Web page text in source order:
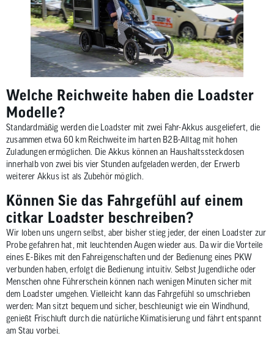
Welche Reichweite haben die Loadster
Modelle?
Standardmäßig werden die Loadster mit zwei Fahr-Akkus ausgeliefert, die
zusammen etwa 60 km Reichweite im harten B2B-Alltag mit hohen
Zuladungen ermöglichen. Die Akkus können an Haushaltssteckdosen
innerhalb von zwei bis vier Stunden aufgeladen werden, der Erwerb
weiterer Akkus ist als Zubehör möglich.
Können Sie das Fahrgefühl auf einem
citkar Loadster beschreiben?
Wir loben uns ungern selbst, aber bisher stieg jeder, der einen Loadster zur
Probe gefahren hat, mit leuchtenden Augen wieder aus. Da wir die Vorteile
eines E-Bikes mit den Fahreigenschaften und der Bedienung eines PKW
verbunden haben, erfolgt die Bedienung intuitiv. Selbst Jugendliche oder
Menschen ohne Führerschein können nach wenigen Minuten sicher mit
dem Loadster umgehen. Vielleicht kann das Fahrgefühl so umschrieben
werden: Man sitzt bequem und sicher, beschleunigt wie ein Windhund,
genießt Frischluft durch die natürliche Klimatisierung und fährt entspannt
am Stau vorbei.